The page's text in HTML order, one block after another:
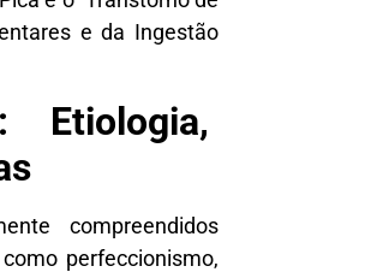
e da Ingestão
Etiologia,
compreendidos
perfeccionismo,